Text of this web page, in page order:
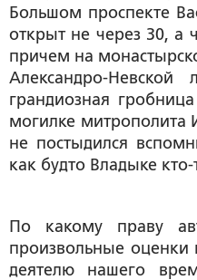
Большом проспекте
открыт не через 30, а
причем на
Александро-
грандиозная
могилке митрополита
не постыдился
как будто Владыке
По какому праву
произвольные
деятелю нашего